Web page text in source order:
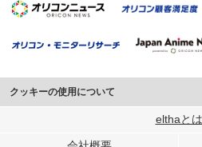
クッキーの使用について
このサイトでは Cookie を使用して、ユー
elthaとは